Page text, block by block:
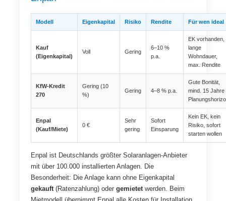
Modell Eigenkapital Risiko Rendite Für wen ideal
Kauf
(Eigenkapital)
Voll Gering
6–10 %
p.a.
EK vorhanden,
lange
Wohndauer,
max. Rendite
KfW-Kredit
270
Gering (10
%)
Gering 4–8 % p.a.
Gute Bonität,
mind. 15 Jahre
Enpal
(Kauf/Miete)
0 €
Sehr
gering
Sofort
Einsparung
Kein EK, kein
Risiko, sofort
starten wollen
Enpal ist Deutschlands größter Solaranlagen-Anbieter
mit über 100.000 installierten Anlagen. Die
Besonderheit: Die Anlage kann ohne Eigenkapital
gekauft(Ratenzahlung) odergemietetwerden. Beim